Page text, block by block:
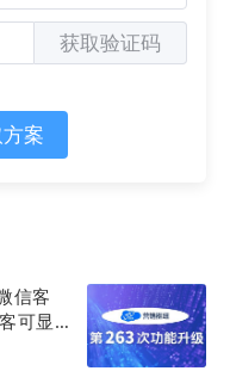
获取验证码
案
信客
可显示